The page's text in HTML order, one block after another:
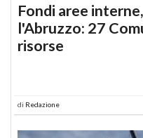
Fondi aree
l'Abruzzo: 27
risorse
di Redazione